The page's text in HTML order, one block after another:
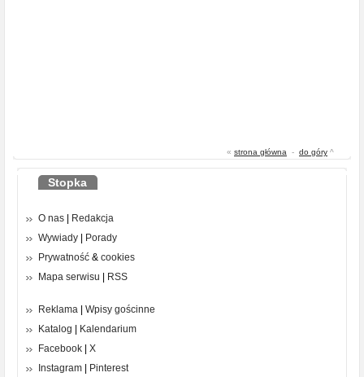
« strona główna - do góry ^
Stopka
O nas
Redakcja
Wywiady
Porady
Prywatność & cookies
Mapa serwisu
RSS
Reklama
Wpisy gościnne
Katalog
Kalendarium
Facebook
X
Instagram
Pinterest